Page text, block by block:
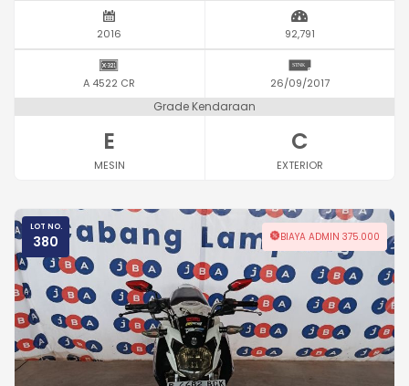
2016 92,791
A 4522 CR 26/09/2017
Grade Kendaraan
E
MESIN
C
EXTERIOR
LOT NO.
380 BIAYA ADMIN 375.000